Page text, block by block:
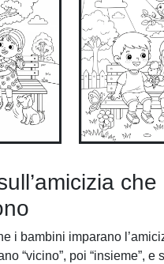
che
i bambini imparano
“vicino”, poi “insieme”, e